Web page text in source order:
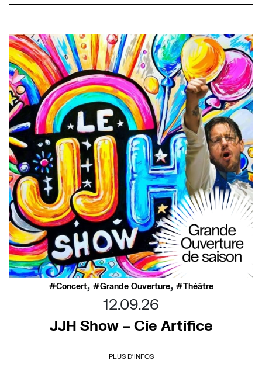
Concert, Grande Ouverture, Théâtre
12.09.26
JJH Show – Cie Artifice
PLUS D'INFOS